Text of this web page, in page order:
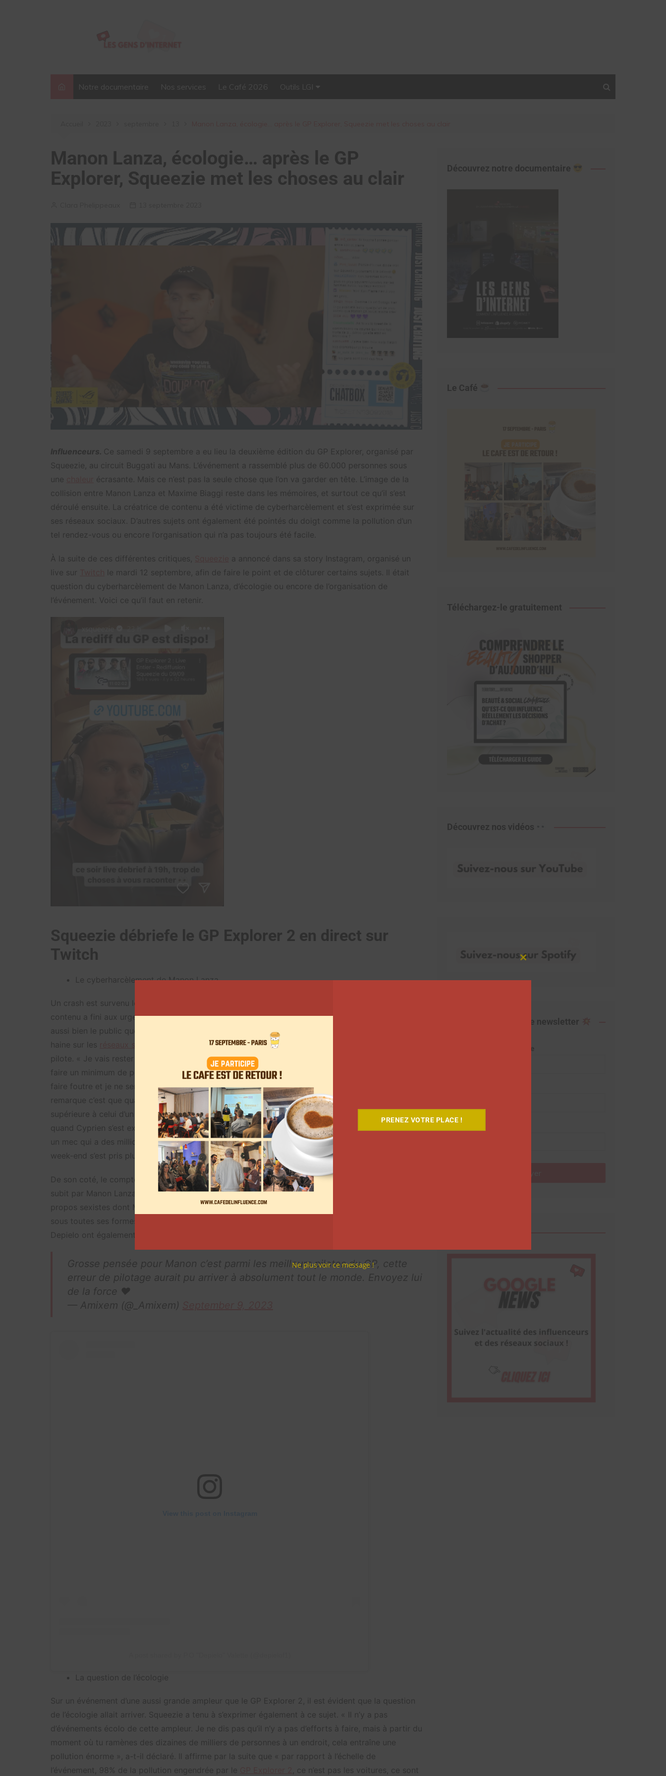
Notre documentaire Nos services Le Café 2026 Outils LGI
Manon Lanza, écologie… après le GP
Explorer, Squeezie met les choses au clair
Influenceurs. Ce samedi 9 septembre a eu lieu la deuxième édition du GP Explorer, organisé par
Squeezie, au circuit Buggati au Mans. L’événement a rassemblé plus de 60.000 personnes sous
une
écrasante. Mais ce n’est pas la seule chose que l’on va garder en tête. L’image de la
collision entre Manon Lanza et Maxime Biaggi reste dans les mémoires, et surtout ce qu’il s’est
déroulé ensuite. La créatrice de contenu a été victime de cyberharcèlement et s’est exprimée sur
ses réseaux sociaux. D’autres sujets ont également été pointés du doigt comme la pollution d’un
tel rendez-vous ou encore l’organisation qui n’a pas toujours été facile.
À la suite de ces différentes critiques,
a annoncé dans sa story Instagram, organisé un
live sur
le mardi 12 septembre, afin de faire le point et de clôturer certains sujets. Il était
question du cyberharcèlement de Manon Lanza, d’écologie ou encore de l’organisation de
l’événement. Voici ce qu’il faut en retenir.
Squeezie débriefe le GP Explorer 2 en direct sur
Twitch
Le cyberharcèlement de Manon Lanza
Un crash est survenu lors de la course: celui de Maxime Biaggi et de Manon Lanza. La créatrice de
contenu a fini aux urgences, sans blessures physiques, mais il est sûr que l’accident a inquiété
aussi bien le public que les pilotes. À la suite de cet événement, Manon Lanza a reçu une vague de
haine sur les
. Squeezie à décidé de contrer ce cyberharcèlement et de soutenir la
pilote. « Je vais rester très calme, je ne vais pas m’énerver, je resterai calme. Je pense qu’il faut
faire un minimum de pédagogie pour que les prochaines fois que cela arrive, vous irez bien vous
faire foutre et je ne serai pas pédagogue deux fois », s’est emporté l’influenceur. « Ce qu’on
remarque c’est que quand il s’agit d’une femme, la quantité de messages de haine à son égard est
supérieure à celui d’un homme. Quand j’ai fait mes deux derniers plus gros dramas, la tribune et
quand Cyprien s’est exprimé sur la fin de notre relation, il y avait 40.000 tweets sur moi Squeezie,
un mec qui a des millions d’abonnés, une notoriété immense sur Internet. 40.000 tweets. Manon ce
week-end s’est pris plus de 60.000 tweets dans la journée », a conclu le créateur de contenu.
De son coté, le compte Instagramdu GP Explorer avait fortement condamné le cyberharcèlement
subit par Manon Lanza dans une story. « Le GP Explorer condamne fermement les nombreux
propos sexistes dont Manon a été victime ces dernières 24 heures, ainsi que le cyberharcèlement
sous toutes ses formes ». Des pilotes comme Maxime Biaggi, Amixem ou encore le vainqueur
Depielo ont également pris la parole pour apporter leur soutien à leur coéquipière.
Grosse pensée pour Manon c’est parmi les meilleurs pilotes du GP, cette
erreur de pilotage aurait pu arriver à absolument tout le monde. Envoyez lui
de la force ♥️
— Amixem (@_Amixem)
La question de l’écologie
Sur un événement d’une aussi grande ampleur que le GP Explorer 2, il est évident que la question
de l’écologie allait arriver. Squeezie a tenu à s’exprimer également à ce sujet. « Il n’y a pas
d’événements écolo de cette ampleur. Je ne dis pas qu’il n’y a pas d’efforts à faire, mais à partir du
moment où tu ramènes des dizaines de milliers de personnes à un endroit, cela entraîne une
pollution énorme », a-t-il déclaré. Il affirme par la suite que « par rapport à l’échelle de
l’événement, 98% de la pollution engendrée par le
, ce n’est pas les voitures, ce sont
Découvrez notre documentaire
Le Café
Téléchargez-le gratuitement
Découvrez nos vidéos
Abonnez-vous à notre newsletter
Adresse de messagerie
module
PRENEZ VOTRE PLACE !
Ne plus voir ce message !